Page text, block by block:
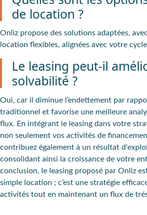
de location ?
Onliz propose des solutions adaptées,
location flexibles, alignées avec votre
Le leasing peut-il
solvabilité ?
Oui, car il diminue l’endettement par
traditionnel et favorise une meilleure
flux. En intégrant le leasing dans votre
non seulement vos activités de
contribuez également à un résultat
consolidant ainsi la croissance de votre
conclusion, le leasing proposé par Onliz
simple location ; c’est une stratégie
activités tout en maintenant un flux de